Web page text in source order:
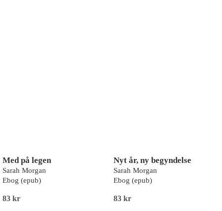
Med på legen
Sarah Morgan
Ebog (epub)
83 kr
Nyt år, ny begyndelse
Sarah Morgan
Ebog (epub)
83 kr